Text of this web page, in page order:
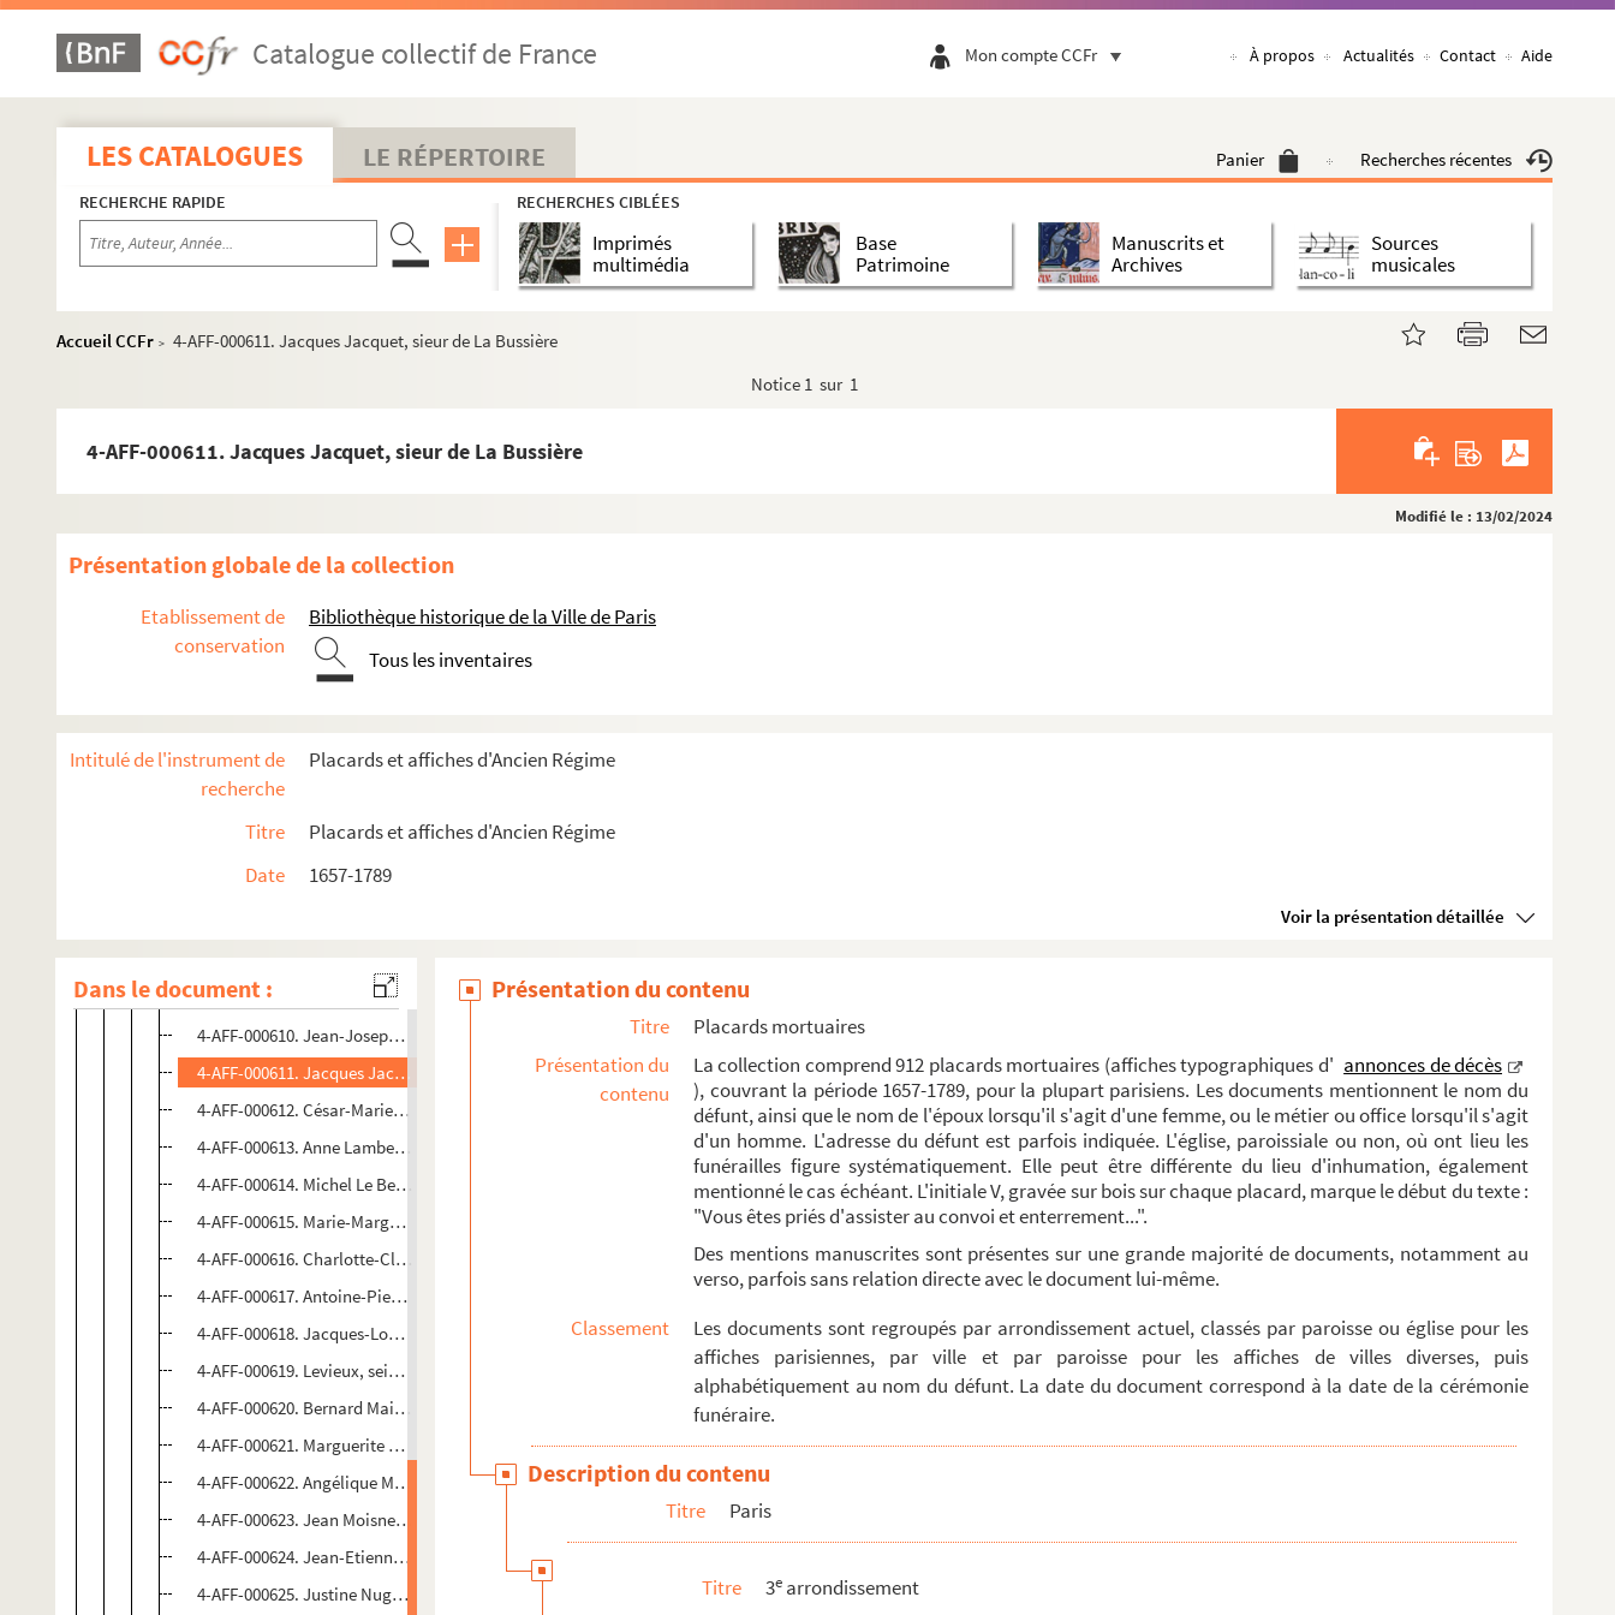
Catalogue collectif de France Mon compte CCFr À propos Actualités Contact Aide
LES CATALOGUES LE RÉPERTOIRE Panier Recherches récentes
RECHERCHE RAPIDE RECHERCHES CIBLÉES
Imprimés
multimédia
Base
Patrimoine
Manuscrits et
Archives
Sources
musicales
Accueil CCFr > 4-AFF-000611. Jacques Jacquet, sieur de La Bussière
Notice 1 sur 1
4-AFF-000611. Jacques Jacquet, sieur de La Bussière
Modifié le : 13/02/2024
Présentation globale de la collection
Etablissement de
conservation
Bibliothèque historique de la Ville de Paris
Tous les inventaires
Intitulé de l'instrument de
recherche
Placards et affiches d'Ancien Régime
Titre
Placards et affiches d'Ancien Régime
Date
1657-1789
Voir la présentation détaillée
Dans le document :
4-AFF-000584. Achille-Henry Cannet, écuyer, député du commerce de Picardie
4-AFF-000585. Raymond Castin, capitaine du régiment des grenadiers royaux, écuyer, chevalier de l'ordre de Saint-...
4-AFF-000586. Charlot le père, maître plombier et fontainier, bourgeois de Paris
4-AFF-000587. Catherine du Charme, veuve Meusnier
4-AFF-000588. Laurent Charron, conseiller secrétaire du roi, receveur général et mi-triennal des domaines et bois...
4-AFF-000589. Louise Chavany, veuve Meusnier
4-AFF-000590. Nicolas Chuppin, conseiller secrétaire du roi, trésorier général du marc d'or des ordres du roi
4-AFF-000594. Thomas Dandreau, conseiller secrétaire du roi
4-AFF-000597. Marguerite Joseph Delan, veuve de Faverolle
4-AFF-000599. Marie Denis, veuve de Jean-Baptiste de Vandenesse
4-AFF-000601. Nicole-Magdelaine Descourtieux, épouse Borderel de Caumont
4-AFF-000602. Marie-Elizabeth Desforges, veuve de Pierre-Henri Petit
4-AFF-000603. Marie-Catherine Dubois, épouse de Jean Labadie
4-AFF-000605. Marguerite Ficquet, épouse de Pierre-Claude Heusch
4-AFF-000606. Jean Greban, procureur au Châtelet, ancien marguillier de sa paroisse
4-AFF-000608. Marie Hargenvilliers, veuve Cointerel
4-AFF-000609. Antoine Hersent, conseiller secrétaire du roi, garde des anciennes minutes du Conseil, greffier des...
4-AFF-000610. Jean-Joseph-Aimé-Marie de Houchin, marquis de Houchin
4-AFF-000611. Jacques Jacquet, sieur de La Bussière
4-AFF-000612. César-Marie de Lacroix, seigneur d'Orangis, conseiller maître ordinaire en la chambre des comptes d...
4-AFF-000613. Anne Lambert, veuve de Thomas Hue de Miromesnil
4-AFF-000614. Michel Le Bel, seigneur de Vauréal, Lieux, Joüy, Gency
4-AFF-000615. Marie-Marguerite Le Bon, veuve Le Fèvre
4-AFF-000616. Charlotte-Claude Le Large d'Eaubonne, épouse de Louis-René Gervais
4-AFF-000617. Antoine-Pierre Le Vasseur, avocat en parlement, doyen de conseillers en l'élection de Paris, ancien...
4-AFF-000618. Jacques-Louis Le Verrier, ancien notaire au Châtelet, écuyer
4-AFF-000619. Levieux, seigneur de la Motte d'Esgry, conseiller et secrétaire du conseil et finances du feu duc d...
4-AFF-000620. Bernard Maigret, notaire au Châtelet de Paris, écuyer
4-AFF-000621. Marguerite Maucuit, veuve de Pierre-François de Moncrif
4-AFF-000622. Angélique Michelin, épouse de Jean-Nicolas Rousselot
4-AFF-000623. Jean Moisnet, conseiller secrétaire du roi, ancien trésorier général des Invalides de la Marine, se...
4-AFF-000624. Jean-Etienne de Monchy, notaire honoraire au Châtelet de Paris
4-AFF-000625. Justine Nugue, épouse de Charles-Michel de Roissy
Présentation du contenu
Titre
Placards mortuaires
Présentation du
contenu
La collection comprend 912 placards mortuaires (affiches typographiques d' annonces de décès
), couvrant la période 1657-1789, pour la plupart parisiens. Les documents mentionnent le nom du
défunt, ainsi que le nom de l'époux lorsqu'il s'agit d'une femme, ou le métier ou office lorsqu'il s'agit
d'un homme. L'adresse du défunt est parfois indiquée. L'église, paroissiale ou non, où ont lieu les
funérailles figure systématiquement. Elle peut être différente du lieu d'inhumation, également
mentionné le cas échéant. L'initiale V, gravée sur bois sur chaque placard, marque le début du texte :
"Vous êtes priés d'assister au convoi et enterrement...".
Des mentions manuscrites sont présentes sur une grande majorité de documents, notamment au
verso, parfois sans relation directe avec le document lui-même.
Classement
Les documents sont regroupés par arrondissement actuel, classés par paroisse ou église pour les
affiches parisiennes, par ville et par paroisse pour les affiches de villes diverses, puis
alphabétiquement au nom du défunt. La date du document correspond à la date de la cérémonie
funéraire.
Description du contenu
Titre Paris
Titre 3e arrondissement